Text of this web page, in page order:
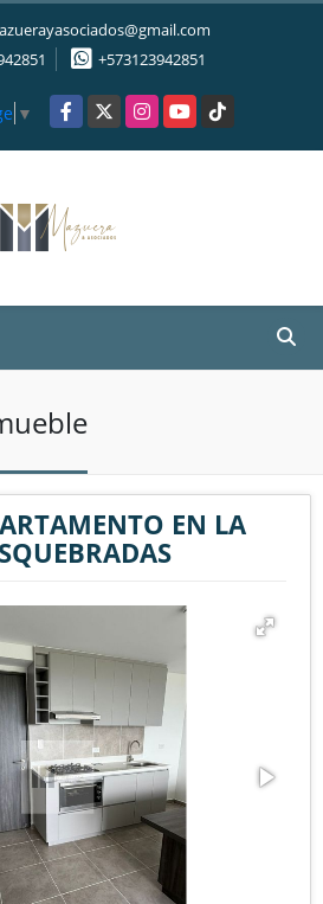
+573123942851
▼ Facebook
X InstagramYouTubeTikTok
EN LA